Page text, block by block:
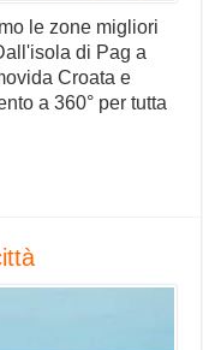
le zone migliori
di Pag a
Croata e
a 360° per tutta